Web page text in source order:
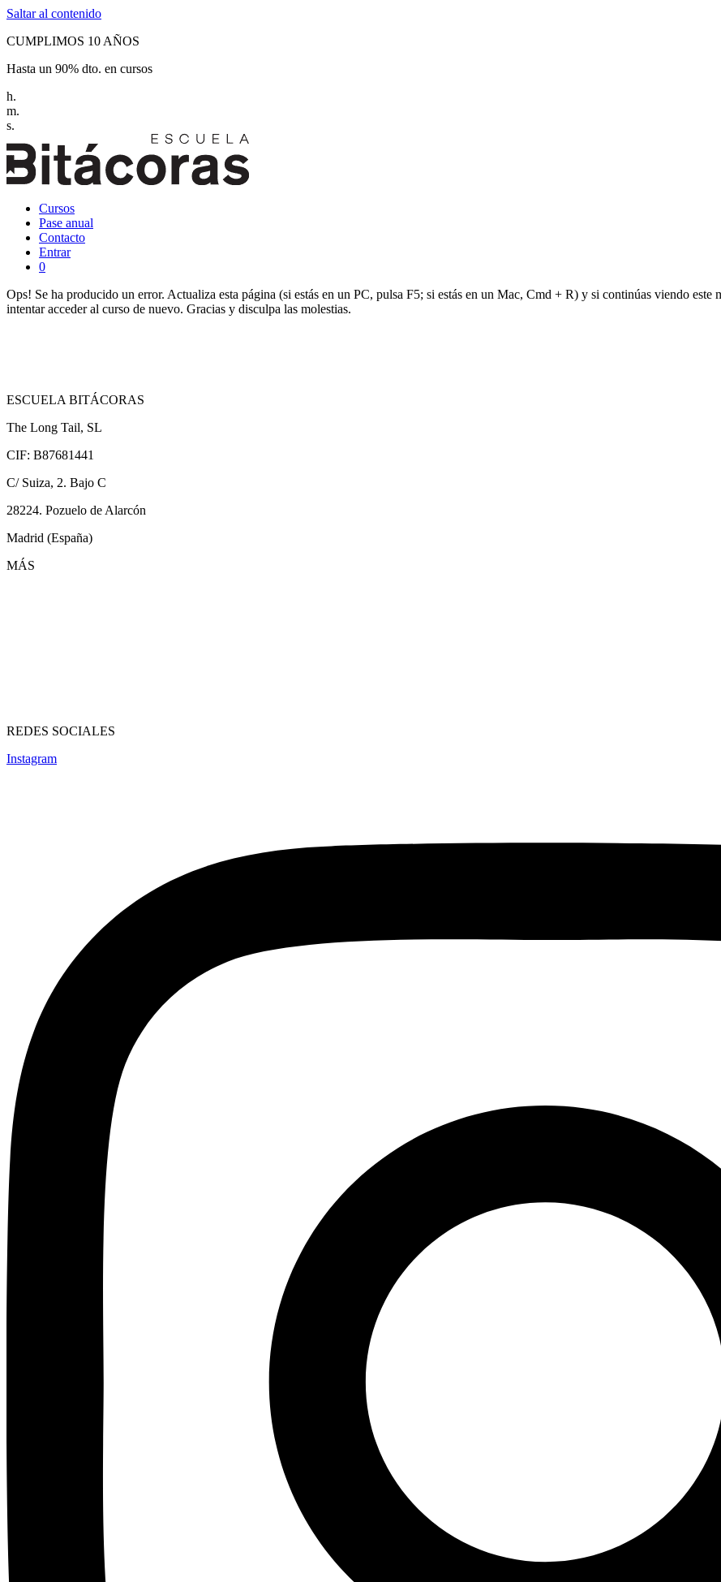
Saltar al contenido
CUMPLIMOS 10 AÑOS
Hasta un 90% dto. en cursos
h.
m.
s.
Cursos
Pase anual
Contacto
Entrar
0
Ops! Se ha producido un error. Actualiza esta página (si estás en un PC, pulsa F5; si estás en un Mac, Cmd + R) y si continúas viendo este
intentar acceder al curso de nuevo. Gracias y disculpa las molestias.
ESCUELA BITÁCORAS
The Long Tail, SL
CIF: B87681441
C/ Suiza, 2. Bajo C
28224. Pozuelo de Alarcón
Madrid (España)
MÁS
REDES SOCIALES
Instagram